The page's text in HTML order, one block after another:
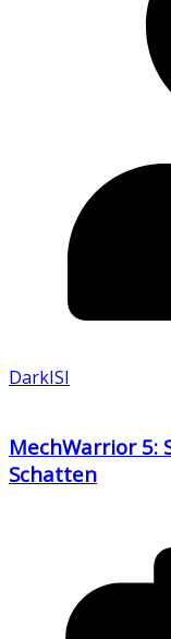
DarkISI
MechWarrior 5:
Schatten